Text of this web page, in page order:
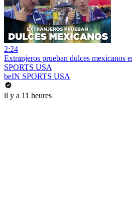
2:24
Extranjeros prueban dulces mexicanos
SPORTS USA
beIN SPORTS USA
il y a 11 heures